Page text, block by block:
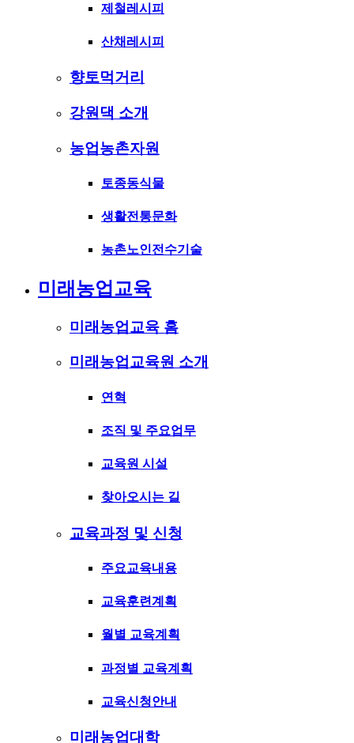
제철레시피
산채레시피
향토먹거리
강원댁 소개
농업농촌자원
토종동식물
생활전통문화
농촌노인전수기술
미래농업교육
미래농업교육 홈
미래농업교육원 소개
연혁
조직 및 주요업무
교육원 시설
찾아오시는 길
교육과정 및 신청
주요교육내용
교육훈련계획
월별 교육계획
과정별 교육계획
교육신청안내
미래농업대학